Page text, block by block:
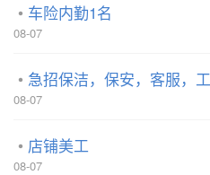
车险内勤1名
08-07
急招保洁，保安，客服，
08-07
店铺美工
08-07